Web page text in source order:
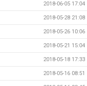
2018-06-05 17:04
2018-05-28 21:08
2018-05-26 10:06
2018-05-21 15:04
2018-05-18 17:33
2018-05-16 08:51